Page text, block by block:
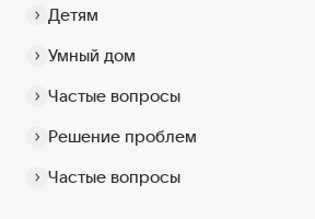
Детям
Умный дом
Частые вопросы
Решение проблем
Частые вопросы